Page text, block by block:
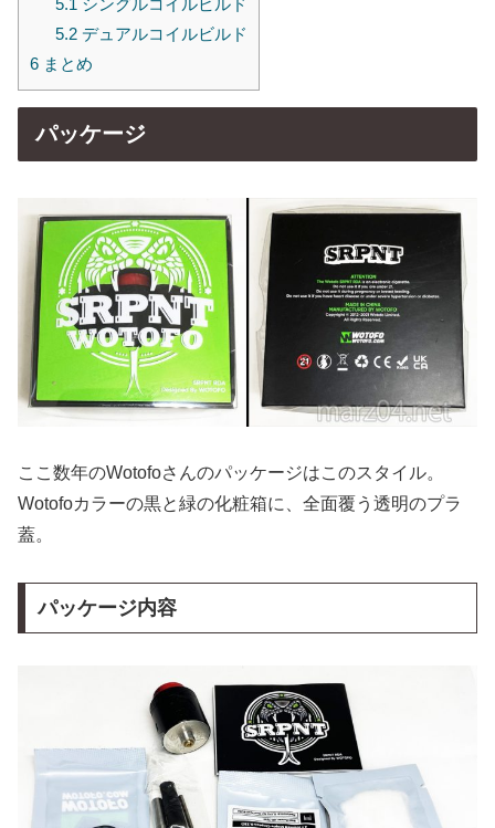
5.1シングルコイルビルド
5.2デュアルコイルビルド
6 まとめ
パッケージ
ここ数年のWotofoさんのパッケージはこのスタイル。
Wotofoカラーの黒と緑の化粧箱に、全面覆う透明のプラ
蓋。
パッケージ内容